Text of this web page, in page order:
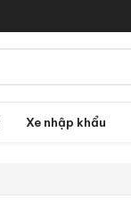
Xe nhập khẩu